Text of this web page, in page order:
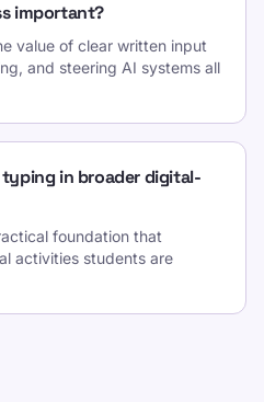
important?
value of clear written input
and steering AI systems all
in broader digital-
foundation that
activities students are